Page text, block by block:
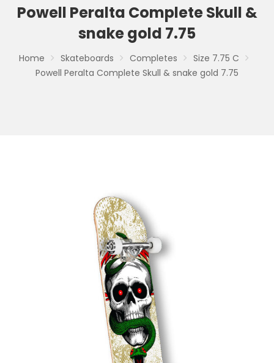
Powell Peralta Complete Skull &
snake gold 7.75
Home Skateboards Completes
Size 7.75 C
Powell Peralta Complete Skull & snake gold 7.75